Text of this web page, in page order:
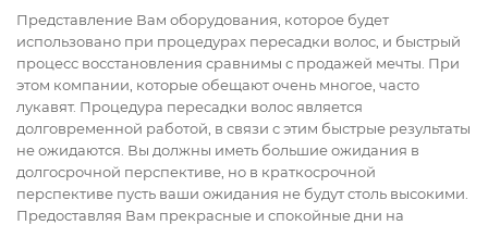
Представление Вам оборудования, которое будет
использовано при процедурах пересадки волос, и быстрый
процесс восстановления сравнимы с продажей мечты. При
этом компании, которые обещают очень многое, часто
лукавят. Процедура пересадки волос является
долговременной работой, в связи с этим быстрые результаты
не ожидаются. Вы должны иметь большие ожидания в
долгосрочной перспективе, но в краткосрочной
перспективе пусть ваши ожидания не будут столь высокими.
Предоставляя Вам прекрасные и спокойные дни на